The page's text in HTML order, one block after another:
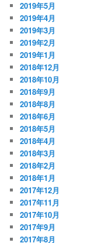
2019年5月
2019年4月
2019年3月
2019年2月
2019年1月
2018年12月
2018年10月
2018年9月
2018年8月
2018年6月
2018年5月
2018年4月
2018年3月
2018年2月
2018年1月
2017年12月
2017年11月
2017年10月
2017年9月
2017年8月